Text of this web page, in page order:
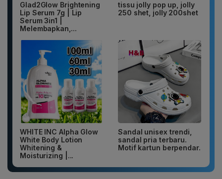
Glad2Glow Brightening
Lip Serum 7g | Lip
Serum 3in1 |
Melembapkan,...
tissu jolly pop up, jolly
250 shet, jolly 200shet
WHITE INC Alpha Glow
White Body Lotion
Whitening &
Moisturizing |...
Sandal unisex trendi,
sandal pria terbaru.
Motif kartun berpendar.